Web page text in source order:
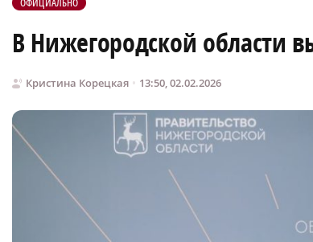
В Нижегородской области
Кристина Корецкая 13:50, 02.02.2026